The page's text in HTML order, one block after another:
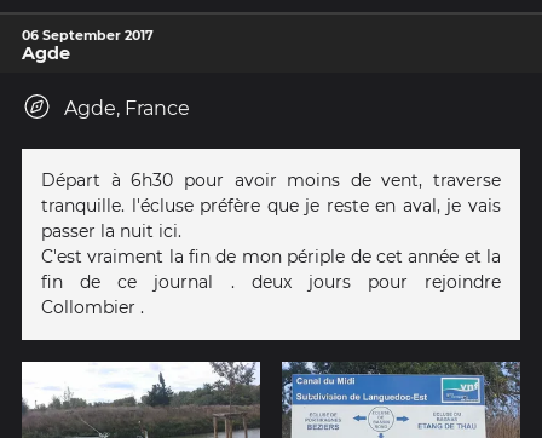
06 September 2017
Agde
Agde, France
Départ à 6h30 pour avoir moins de vent, traverse
tranquille. l'écluse préfère que je reste en aval, je vais
passer la nuit ici.
C'est vraiment la fin de mon périple de cet année et la
fin de ce journal . deux jours pour rejoindre
Collombier .